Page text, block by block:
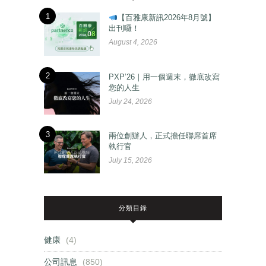
1
【百雅康新訊2026年8月號】
出刊囉！
August 4, 2026
2
PXP’26｜用一個週末，徹底改寫
您的人生
July 24, 2026
3
兩位創辦人，正式擔任聯席首席
執行官
July 15, 2026
分類目錄
健康 (4)
公司訊息 (850)